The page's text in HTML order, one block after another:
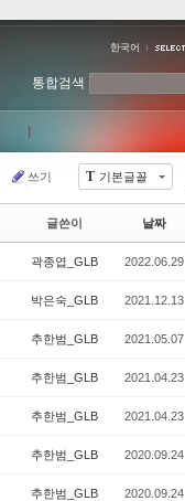
한국어
통합검색
T 기본글꼴
쓰기
글쓴이 날짜
곽종엽_GLB 2022.06.29
박은숙_GLB 2021.12.13
추한범_GLB 2021.05.07
추한범_GLB 2021.04.23
추한범_GLB 2021.04.23
추한범_GLB 2020.09.24
추한범_GLB 2020.09.24